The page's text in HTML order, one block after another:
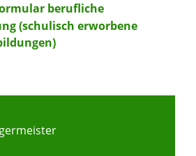
berufliche
(schulisch erworbene